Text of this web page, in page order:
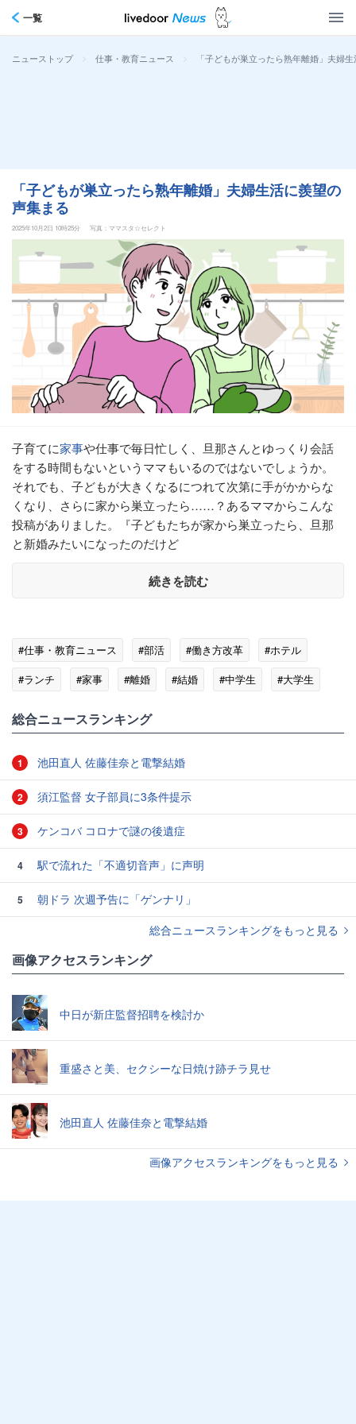
一覧
ニューストップ > 仕事・教育ニュース > 「子どもが巣立ったら熟年離婚」夫婦
「子どもが巣立ったら熟年離婚」夫婦生活に羨望の
声集まる
2025年10月2日 10時25分 写真：ママスタ☆セレクト
子育てに家事や仕事で毎日忙しく、旦那さんとゆっくり会話
をする時間もないというママもいるのではないでしょうか。
それでも、子どもが大きくなるにつれて次第に手がかからな
くなり、さらに家から巣立ったら……？あるママからこんな
投稿がありました。『子どもたちが家から巣立ったら、旦那
と新婚みたいになったのだけど
続きを読む
#仕事・教育ニュース #部活 #働き方改革
#ホテル
#ランチ
#家事 #離婚 #結婚 #中学生 #大学生
総合ニュースランキング
1 池田直人 佐藤佳奈と電撃結婚
2 須江監督 女子部員に3条件提示
3 ケンコバ コロナで謎の後遺症
4 駅で流れた「不適切音声」に声明
5
朝ドラ 次週予告に「ゲンナリ」
総合ニュースランキングをもっと見る
画像アクセスランキング
中日が新庄監督招聘を検討か
重盛さと美、セクシーな日焼け跡チラ見せ
池田直人 佐藤佳奈と電撃結婚
画像アクセスランキングをもっと見る